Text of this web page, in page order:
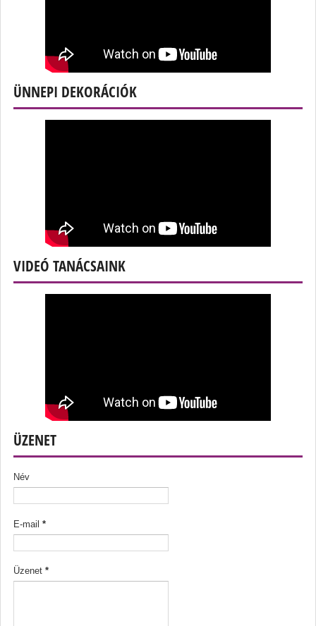
ÜNNEPI DEKORÁCIÓK
VIDEÓ TANÁCSAINK
ÜZENET
Név
E-mail *
Üzenet *